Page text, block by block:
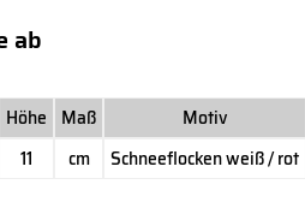
ab
Höhe Maß Motiv
11 cm Schneeflocken weiß / rot